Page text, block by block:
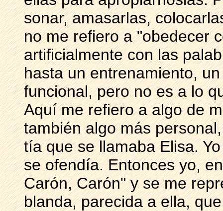
sonar, amasarlas,
no me refiero a "obedecer
artificialmente con las
hasta un entrenamiento,
funcional, pero no es a lo
Aquí me refiero a algo de
también algo más
tía que se llamaba Elisa.
se ofendía. Entonces yo,
Carón, Carón" y se me
blanda, parecida a ella,